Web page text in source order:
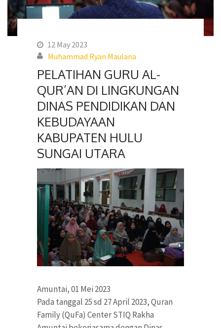
12 May 2023
Muhammad Ryan Maulana
PELATIHAN GURU AL-
QUR’AN DI LINGKUNGAN
DINAS PENDIDIKAN DAN
KEBUDAYAAN
KABUPATEN HULU
SUNGAI UTARA
Amuntai, 01 Mei 2023
Pada tanggal 25 sd 27 April 2023, Quran
Family (QuFa) Center STIQ Rakha